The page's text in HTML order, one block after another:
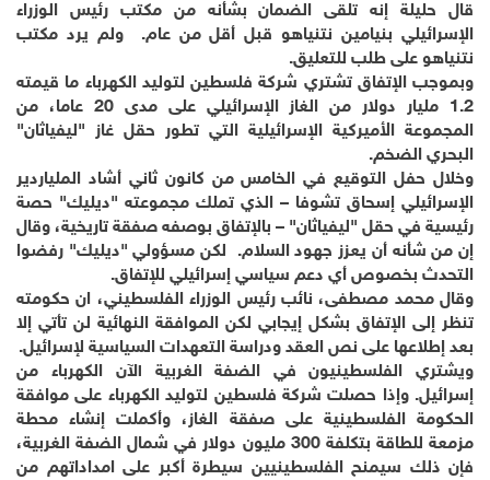
قال حليلة إنه تلقى الضمان بشأنه من مكتب رئيس الوزراء
الإسرائيلي بنيامين نتنياهو قبل أقل من عام. ولم يرد مكتب
نتنياهو على طلب للتعليق.
وبموجب الإتفاق تشتري شركة فلسطين لتوليد الكهرباء ما قيمته
1.2 مليار دولار من الغاز الإسرائيلي على مدى 20 عاما، من
المجموعة الأميركية الإسرائيلية التي تطور حقل غاز "ليفياثان"
البحري الضخم.
وخلال حفل التوقيع في الخامس من كانون ثاني أشاد الملياردير
الإسرائيلي إسحاق تشوفا – الذي تملك مجموعته "ديليك" حصة
رئيسية في حقل "ليفياثان" – بالإتفاق بوصفه صفقة تاريخية، وقال
إن من شأنه أن يعزز جهود السلام. لكن مسؤولي "ديليك" رفضوا
التحدث بخصوص أي دعم سياسي إسرائيلي للإتفاق.
وقال محمد مصطفى، نائب رئيس الوزراء الفلسطيني، ان حكومته
تنظر إلى الإتفاق بشكل إيجابي لكن الموافقة النهائية لن تأتي إلا
بعد إطلاعها على نص العقد ودراسة التعهدات السياسية لإسرائيل.
ويشتري الفلسطينيون في الضفة الغربية الآن الكهرباء من
إسرائيل. وإذا حصلت شركة فلسطين لتوليد الكهرباء على موافقة
الحكومة الفلسطينية على صفقة الغاز، وأكملت إنشاء محطة
مزمعة للطاقة بتكلفة 300 مليون دولار في شمال الضفة الغربية،
فإن ذلك سيمنح الفلسطينيين سيطرة أكبر على امداداتهم من